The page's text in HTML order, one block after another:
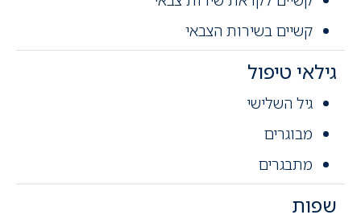
קשיים בשירות הצבאי
גילאי טיפול
גיל השלישי
מבוגרים
מתבגרים
שפות